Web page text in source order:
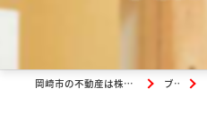
岡崎市の不動産は株式会社エステート・ラボ ブログ